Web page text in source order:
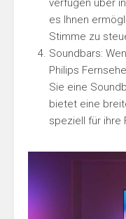
verfügen über
es Ihnen
Stimme zu
Soundbars:
Philips
Sie eine
bietet eine
speziell für ihre